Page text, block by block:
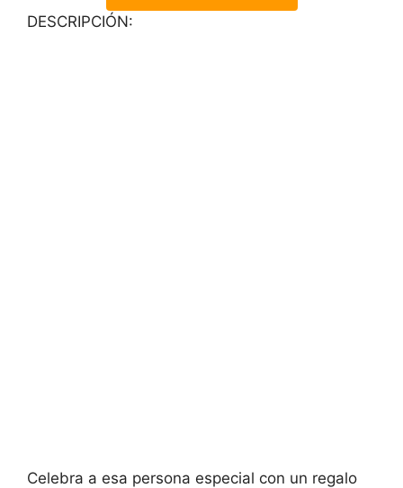
DESCRIPCIÓN:
Celebra a esa persona especial con un regalo